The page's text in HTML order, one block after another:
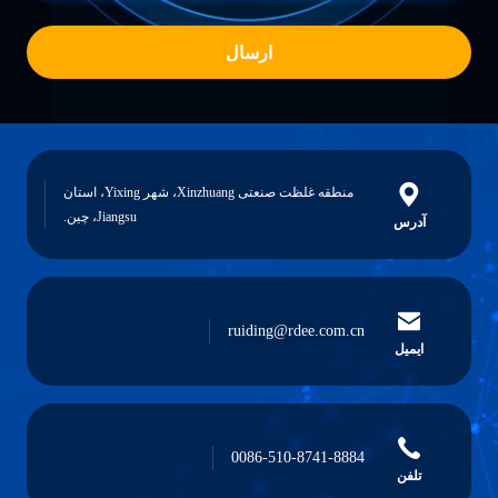
ارسال
آدرس
منطقه غلظت صنعتی Xinzhuang، شهر Yixing، استان
Jiangsu، چین.
ایمیل
ruiding@rdee.com.cn
تلفن
0086-510-8741-8884